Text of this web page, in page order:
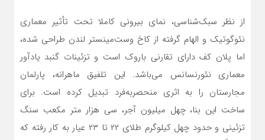
از نظر سبک‌شناسی، نمای بیرونی کاملا تحت تأثیر معماری
نئوگوتیک و الهام گرفته از کاخ وست‌مینستر لندن طراحی شده،
اما پلان کف دارای تقارنی باروک است و تزئینات گنبد یادآور
معماری نئورنسانس می‌باشد. این تلفیق ماهرانه، پارلمان
مجارستان را به اثری منحصربه‌فرد تبدیل کرده است. برای
ساخت این بنا، چهل میلیون آجر، سی هزار متر مکعب سنگ
تزئینی و حدود چهل کیلوگرم طلای ۲۲ تا ۲۳ عیار به کار رفته که